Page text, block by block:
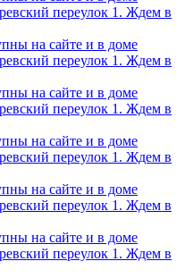
переулок 1. Ждем в
на сайте и в доме
переулок 1. Ждем в
на сайте и в доме
переулок 1. Ждем в
на сайте и в доме
переулок 1. Ждем в
на сайте и в доме
переулок 1. Ждем в
на сайте и в доме
переулок 1. Ждем в